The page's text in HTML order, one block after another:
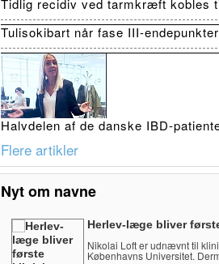
Tidlig recidiv ved tarmkræft kobles
Tulisokibart når fase III-
Halvdelen af de danske IBD-
Flere artikler
Nyt om navne
Herlev-læge bliver
Nikolai Loft er udnævnt til
Københavns Universitet.